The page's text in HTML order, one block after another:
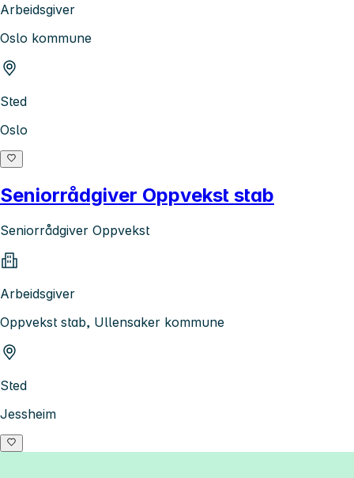
Arbeidsgiver
Oslo kommune
Sted
Oslo
Seniorrådgiver Oppvekst stab
Seniorrådgiver Oppvekst
Arbeidsgiver
Oppvekst stab, Ullensaker kommune
Sted
Jessheim